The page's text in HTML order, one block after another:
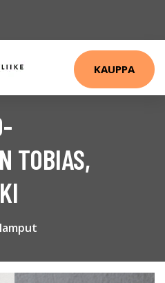
KAUPPA
TOBIAS,